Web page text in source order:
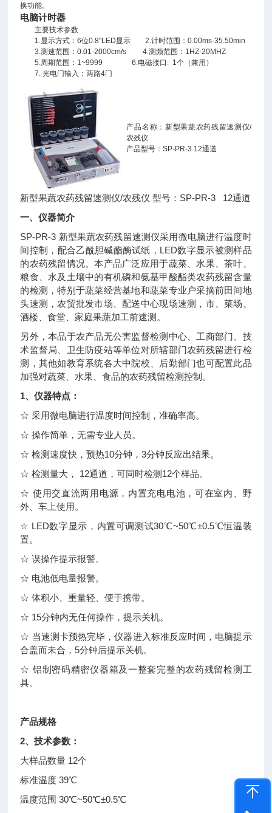
换功能。
电脑计时器
主要技术参数
1.显示方式：6位0.8"LED显示 2.计时范围：0.00ms-35.50min
3.测速范围：0.01-2000cm/s 4.测频范围：1HZ-20MHZ
5.周期范围：1~9999 6.电磁接口: 1个（兼用）
7. 光电门输入：两路4门
产品名称：新型果蔬农药残留速测仪/
农残仪
产品型号：SP-PR-3 12通道
新型果蔬农药残留速测仪/农残仪 型号：SP-PR-3 12通道
一、仪器简介
SP-PR-3 新型果蔬农药残留速测仪采用微电脑进行温度时
间控制，配合乙酰胆碱酯酶试纸，LED数字显示被测样品
的农药残留情况。本产品广泛应用于蔬菜、水果、茶叶、
粮食、水及土壤中的有机磷和氨基甲酸酯类农药残留含量
的检测，特别于蔬菜经营基地和蔬菜专业户采摘前田间地
头速测，农贸批发市场、配送中心现场速测，市、菜场、
酒楼、食堂、家庭果蔬加工前速测。
另外，本品于农产品无公害监督检测中心、工商部门、技
术监督局、卫生防疫站等单位对所辖部门农药残留进行检
测，其他如教育系统各大中院校、后勤部门也可配置此品
加强对蔬菜、水果、食品的农药残留检测控制。
1、仪器特点：
☆ 采用微电脑进行温度时间控制，准确率高。
☆ 操作简单，无需专业人员。
☆ 检测速度快，预热10分钟，3分钟反应出结果。
☆ 检测量大， 12通道，可同时检测12个样品。
☆ 使用交直流两用电源，内置充电电池，可在室内、野
外、车上使用。
☆ LED数字显示，内置可调测试30℃~50℃±0.5℃恒温装
置。
☆ 误操作提示报警。
☆ 电池低电量报警。
☆ 体积小、重量轻、便于携带。
☆ 15分钟内无任何操作，提示关机。
☆ 当速测卡预热完毕，仪器进入标准反应时间，电脑提示
合盖而未合，5分钟后提示关机。
☆ 铝制密码精密仪器箱及一整套完整的农药残留检测工
具。
产品规格
2、技术参数：
大样品数量 12个
标准温度 39℃
温度范围 30℃~50℃±0.5℃